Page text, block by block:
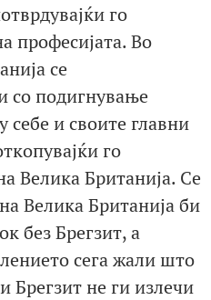
го
професијата. Во
се
со подигнување
себе и своите главни
го
Велика Британија. Се
Велика Британија би
без Брегзит, а
сега жали што
Брегзит не ги излечи